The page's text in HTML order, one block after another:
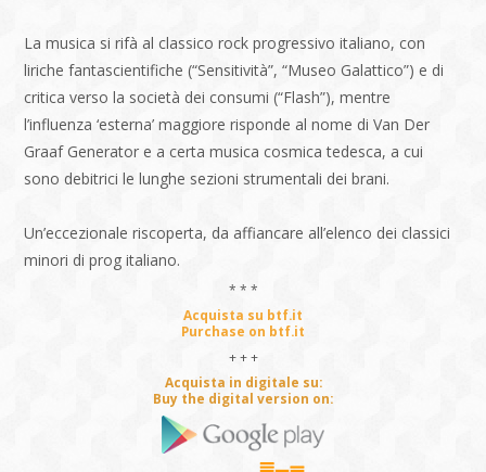
La musica si rifà al classico rock progressivo italiano, con
liriche fantascientifiche (“Sensitività”, “Museo Galattico”) e di
critica verso la società dei consumi (“Flash”), mentre
l’influenza ‘esterna’ maggiore risponde al nome di Van Der
Graaf Generator e a certa musica cosmica tedesca, a cui
sono debitrici le lunghe sezioni strumentali dei brani.
Un’eccezionale riscoperta, da affiancare all’elenco dei classici
minori di prog italiano.
* * *
Acquista su btf.it
Purchase on btf.it
+ + +
Acquista in digitale su:
Buy the digital version on: